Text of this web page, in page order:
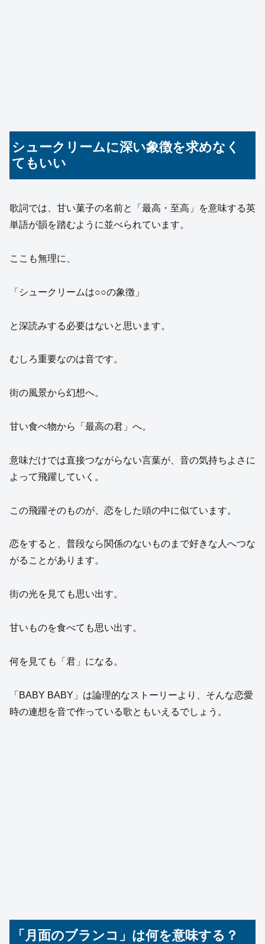
シュークリームに深い象徴を求めなく
てもいい
歌詞では、甘い菓子の名前と「最高・至高」を意味する英
単語が韻を踏むように並べられています。
ここも無理に、
「シュークリームは○○の象徴」
と深読みする必要はないと思います。
むしろ重要なのは音です。
街の風景から幻想へ。
甘い食べ物から「最高の君」へ。
意味だけでは直接つながらない言葉が、音の気持ちよさに
よって飛躍していく。
この飛躍そのものが、恋をした頭の中に似ています。
恋をすると、普段なら関係のないものまで好きな人へつな
がることがあります。
街の光を見ても思い出す。
甘いものを食べても思い出す。
何を見ても「君」になる。
「BABY BABY」は論理的なストーリーより、そんな恋愛
時の連想を音で作っている歌ともいえるでしょう。
「月面のブランコ」は何を意味する？